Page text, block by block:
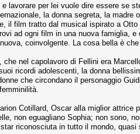
e lavorare per lei vuole dire essere se
la donna segreta, la
il film tratto dal musical ispirato a
ad ogni film in una nuova famiglia,
coinvolgente. La cosa bella è
nel capolavoro di Fellini era
ricordi adolescenti, la donna
che circondano il personaggio
Cotillard, Oscar alla miglior attrice
non eguagliano Sophia; non sono,
riconosciuta in tutto il mondo,